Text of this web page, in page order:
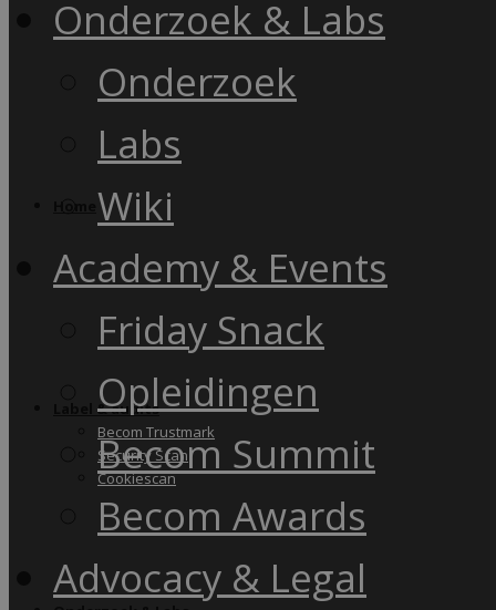
Label & audits
Becom Trustmark
Security Scan
Cookiescan
Onderzoek & Labs
Onderzoek
Labs
Wiki
Academy & Events
Friday Snack
Opleidingen
Becom Summit
Becom Awards
Advocacy & Legal